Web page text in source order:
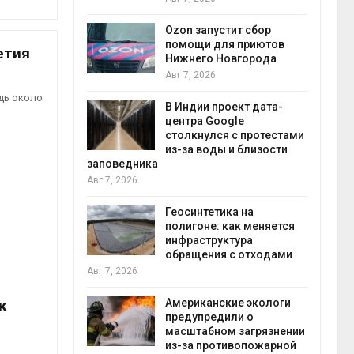
около
контроль
роста
ИИ
Ozon запустит сбор
помощи для приютов
Нижнего Новгорода
Авг 7, 2026
В Индии проект дата-
центра Google
столкнулся с протестами
из-за воды и близости
заповедника
Авг 7, 2026
Геосинтетика на
полигоне: как меняется
инфраструктура
обращения с отходами
Авг 7, 2026
Американские экологи
предупредили о
масштабном загрязнении
из-за противопожарной